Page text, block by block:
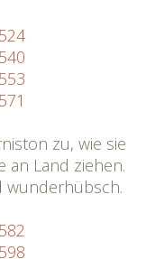
zu, wie sie
an Land ziehen.
wunderhübsch.